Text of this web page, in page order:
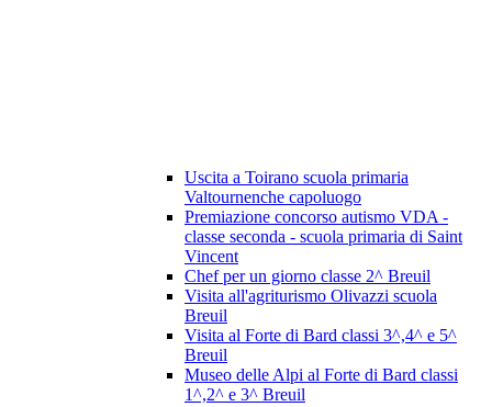
Uscita a Toirano scuola primaria
Valtournenche capoluogo
Premiazione concorso autismo VDA -
classe seconda - scuola primaria di Saint
Vincent
Chef per un giorno classe 2^ Breuil
Visita all'agriturismo Olivazzi scuola
Breuil
Visita al Forte di Bard classi 3^,4^ e 5^
Breuil
Museo delle Alpi al Forte di Bard classi
1^,2^ e 3^ Breuil